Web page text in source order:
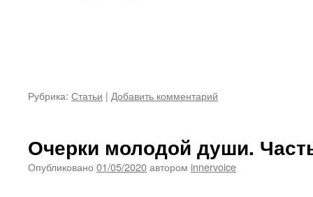
Рубрика: Статьи | Добавить комментарий
Очерки молодой души.
Опубликовано 01/05/2020автором innervoice